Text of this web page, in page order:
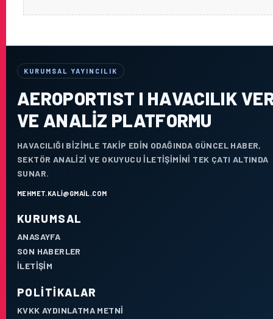
KURUMSAL YAYINCILIK
AEROPORTIST I HAVACILIK
VE ANALIZ PLATFORMU
HAVACILIĞI BIZIMLE TAKIP EDIN ODAĞINDA GÜNCEL HABER,
SEKTÖR ANALIZI VE OKUYUCU ILETIŞIMINI TEK ÇATI ALTINDA
SUNAR.
MEHMET.KALI@GMAIL.COM
KURUMSAL
ANASAYFA
SON HABERLER
İLETIŞIM
POLITIKALAR
KVKK AYDINLATMA METNI